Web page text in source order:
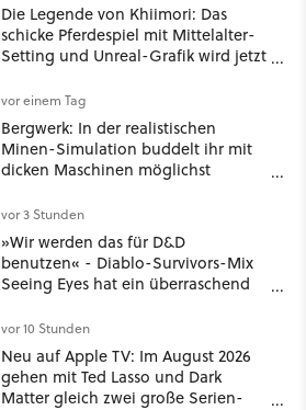
Die Legende von Khiimori: Das
schicke Pferdespiel mit Mittelalter-
Setting und Unreal-Grafik wird jetzt
vor einem Tag
Bergwerk: In der realistischen
Minen-Simulation buddelt ihr mit
dicken Maschinen möglichst
vor 3 Stunden
»Wir werden das für D&D
benutzen« - Diablo-Survivors-Mix
Seeing Eyes hat ein überraschend
vor 10 Stunden
Neu auf Apple TV: Im August 2026
gehen mit Ted Lasso und Dark
Matter gleich zwei große Serien-